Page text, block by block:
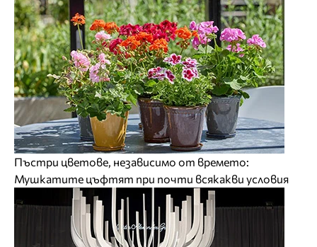
Пъстри цветове, независимо от времето:
Мушкатите цъфтят при почти всякакви условия